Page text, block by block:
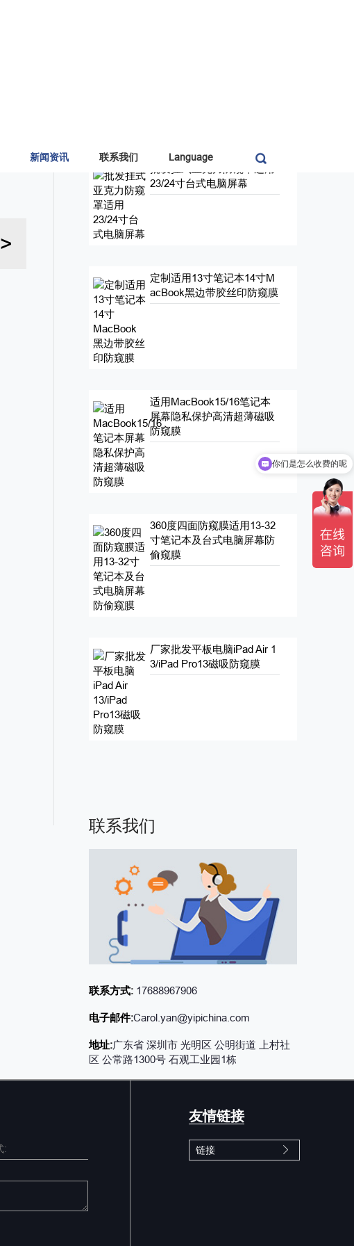
新闻资讯 联系我们 Language
>
23/24寸台式电脑屏幕
定制适用13寸笔记本14寸M
acBook黑边带胶丝印防窥膜
适用MacBook15/16笔记本
屏幕隐私保护高清超薄磁吸
防窥膜
360度四面防窥膜适用13-32
寸笔记本及台式电脑屏幕防
偷窥膜
厂家批发平板电脑iPad Air 1
3/iPad Pro13磁吸防窥膜
联系我们
联系方式: 17688967906
电子邮件:Carol.yan@yipichina.com
地址:广东省 深圳市 光明区 公明街道 上村社
区 公常路1300号 石观工业园1栋
友情链接
链接
你们是怎么收费的呢